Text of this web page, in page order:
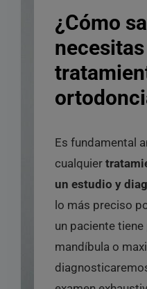
¿Cómo
Es fundamental
cualquier
un estudio y
lo más preciso
un paciente
mandíbula o